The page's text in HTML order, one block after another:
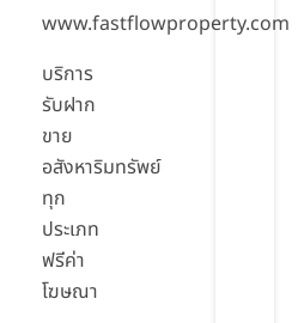
www.fastflowproperty.com
บริการ
รับฝาก
ขาย
อสังหาริมทรัพย์
ทุก
ประเภท
ฟรีค่า
โฆษณา